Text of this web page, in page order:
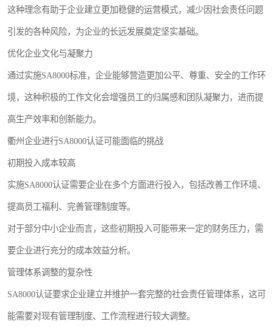
这种理念有助于企业建立更加稳健的运营模式，减少因社会责任问题
引发的各种风险，为企业的长远发展奠定坚实基础。
优化企业文化与凝聚力
通过实施SA8000标准，企业能够营造更加公平、尊重、安全的工作环
境，这种积极的工作文化会增强员工的归属感和团队凝聚力，进而提
高生产效率和创新能力。
衢州企业进行SA8000认证可能面临的挑战
初期投入成本较高
实施SA8000认证需要企业在多个方面进行投入，包括改善工作环境、
提高员工福利、完善管理制度等。
对于部分中小企业而言，这些初期投入可能带来一定的财务压力，需
要企业进行充分的成本效益分析。
管理体系调整的复杂性
SA8000认证要求企业建立并维护一套完整的社会责任管理体系，这可
能需要对现有管理制度、工作流程进行较大调整。